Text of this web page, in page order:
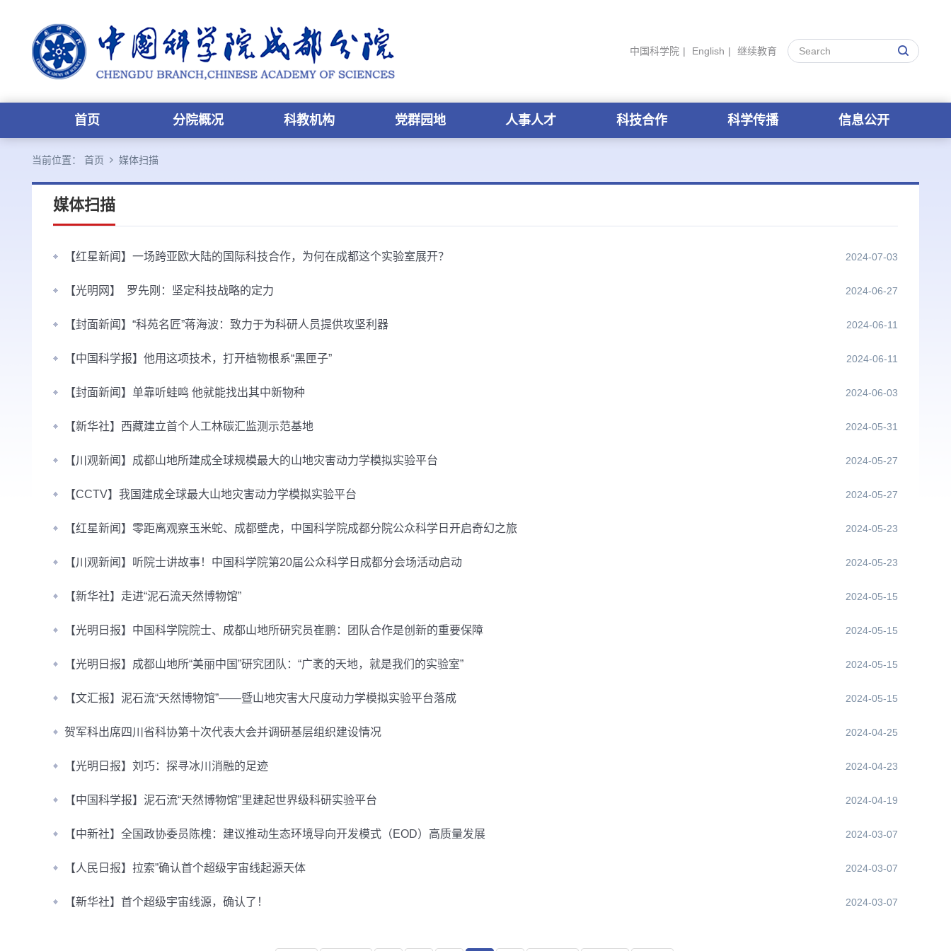
中国科学院 | English | 继续教育
首页 分院概况 科教机构 党群园地 人事人才 科技合作 科学传播 信息公开
当前位置： 首页 媒体扫描
媒体扫描
【红星新闻】一场跨亚欧大陆的国际科技合作，为何在成都这个实验室展开？ 2024-07-03
【光明网】 罗先刚：坚定科技战略的定力 2024-06-27
【封面新闻】“科苑名匠”蒋海波：致力于为科研人员提供攻坚利器 2024-06-11
【中国科学报】他用这项技术，打开植物根系“黑匣子” 2024-06-11
【封面新闻】单靠听蛙鸣 他就能找出其中新物种 2024-06-03
【新华社】 西藏建立首个人工林碳汇监测示范基地 2024-05-31
【川观新闻】成都山地所建成全球规模最大的山地灾害动力学模拟实验平台 2024-05-27
【CCTV】我国建成全球最大山地灾害动力学模拟实验平台 2024-05-27
【红星新闻】零距离观察玉米蛇、成都壁虎，中国科学院成都分院公众科学日开启奇幻之旅 2024-05-23
【川观新闻】听院士讲故事！中国科学院第20届公众科学日成都分会场活动启动 2024-05-23
【新华社】走进“泥石流天然博物馆” 2024-05-15
【光明日报】中国科学院院士、成都山地所研究员崔鹏：团队合作是创新的重要保障 2024-05-15
【光明日报】成都山地所“美丽中国”研究团队：“广袤的天地，就是我们的实验室” 2024-05-15
【文汇报】泥石流“天然博物馆”——暨山地灾害大尺度动力学模拟实验平台落成 2024-05-15
贺军科出席四川省科协第十次代表大会并调研基层组织建设情况 2024-04-25
【光明日报】刘巧：探寻冰川消融的足迹 2024-04-23
【中国科学报】泥石流“天然博物馆”里建起世界级科研实验平台 2024-04-19
【中新社】全国政协委员陈槐：建议推动生态环境导向开发模式（EOD）高质量发展 2024-03-07
【人民日报】拉索”确认首个超级宇宙线起源天体 2024-03-07
【新华社】首个超级宇宙线源，确认了！ 2024-03-07